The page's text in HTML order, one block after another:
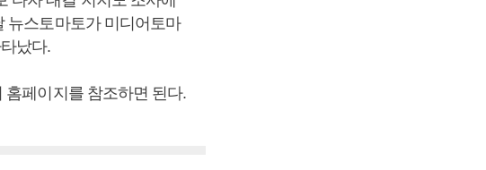
뉴스토마토가 미디어토마
났다.
페이지를 참조하면 된다.